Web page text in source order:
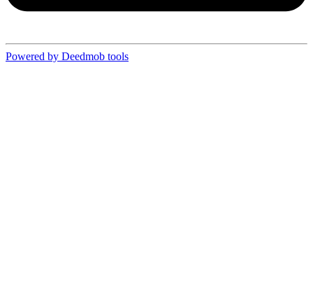
Powered by Deedmob tools